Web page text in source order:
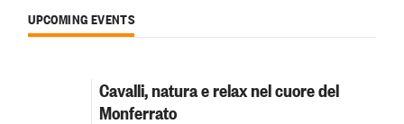
UPCOMING EVENTS
Cavalli, natura e relax nel cuore del
Monferrato